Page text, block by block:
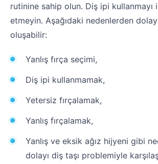
rutinine sahip olun. Diş ipi kullanmayı
etmeyin. Aşağıdaki nedenlerden
oluşabilir:
Yanlış fırça seçimi,
Diş ipi kullanmamak,
Yetersiz fırçalamak,
Yanlış fırçalamak,
Yanlış ve eksik ağız hijyeni gibi
dolayı diş taşı problemiyle